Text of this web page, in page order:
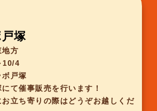
塚
地方
10/4
戸塚
て催事販売を行います！
立ち寄りの際はどうぞお越しくだ